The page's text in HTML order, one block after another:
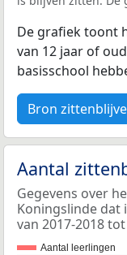
De grafiek toont
van 12 jaar of
basisschool
Bron
Aantal
Gegevens over
Koningslinde dat
van 2017-2018
Aantal leerlingen